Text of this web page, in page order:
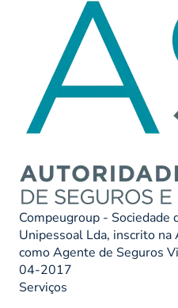
Compeugroup - Sociedade
Unipessoal Lda, inscrito
como Agente de Seguros
04-2017
Serviços